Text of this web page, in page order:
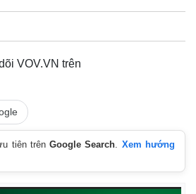
VOV.VN trên
tiên trênGoogle Search. Xem hướng